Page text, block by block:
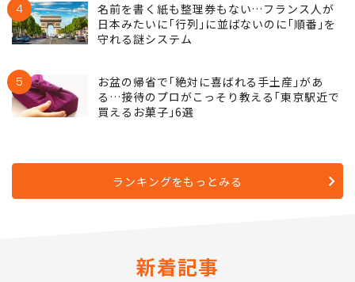
4
名前を書く紙も整理券もない…フランス人が
日本みたいに｢行列｣に並ばないのに｢順番｣を
守れる謎システム
5
お盆の帰省で｢絶対に喜ばれる手土産｣があ
る…接待のプロがこっそり教える｢東京駅近で
買えるお菓子｣6選
ランキングをもっとみる
新着記事